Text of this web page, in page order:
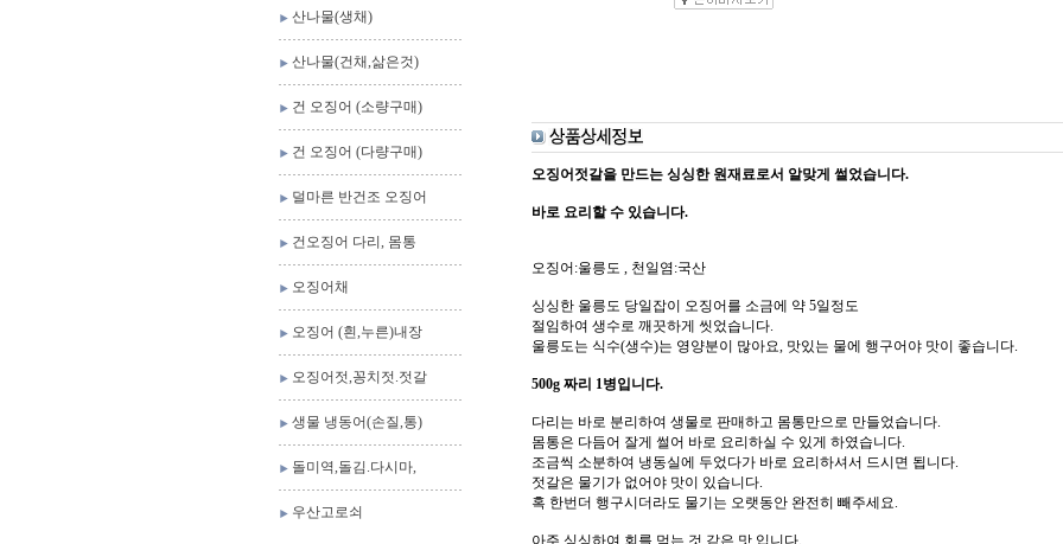
산나물(생채)
산나물(건채,삶은것)
건 오징어 (소량구매)
건 오징어 (다량구매)
덜마른 반건조 오징어
건오징어 다리, 몸통
오징어채
오징어 (흰,누른)내장
오징어젓,꽁치젓.젓갈
생물 냉동어(손질,통)
돌미역,돌김.다시마,
우산고로쇠
오징어젓갈을 만드는 싱싱한 원재료로서 알맞게 썰었습니다.
바로 요리할 수 있습니다.
오징어:울릉도 , 천일염:국산
싱싱한 울릉도 당일잡이 오징어를 소금에 약 5일정도
절임하여 생수로 깨끗하게 씻었습니다.
울릉도는 식수(생수)는 영양분이 많아요, 맛있는 물에 행구어야 맛이 좋습니다.
500g 짜리 1병입니다.
다리는 바로 분리하여 생물로 판매하고 몸통만으로 만들었습니다.
몸통은 다듬어 잘게 썰어 바로 요리하실 수 있게 하였습니다.
조금씩 소분하여 냉동실에 두었다가 바로 요리하셔서 드시면 됩니다.
젓갈은 물기가 없어야 맛이 있습니다.
혹 한번더 행구시더라도 물기는 오랫동안 완전히 빼주세요.
아주 싱싱하여 회를 먹는 것 같은 맛 입니다.